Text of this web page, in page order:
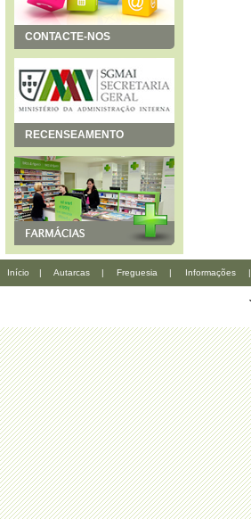
CONTACTE-NOS
RECENSEAMENTO
Início | Autarcas | Freguesia | Informações |